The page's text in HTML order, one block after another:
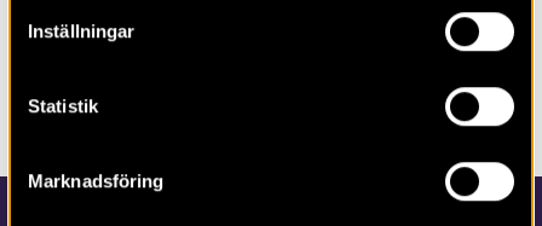
Inställningar
Statistik
Marknadsföring